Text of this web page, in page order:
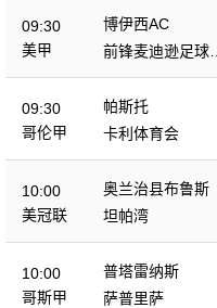
09:30
美甲
博伊西AC
前锋麦迪逊足球俱
乐部
09:30
哥伦甲
帕斯托
卡利体育会
10:00
美冠联
奥兰治县布鲁斯
坦帕湾
10:00
哥斯甲
普塔雷纳斯
萨普里萨